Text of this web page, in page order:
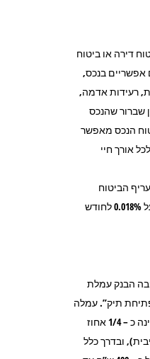
דירה או ביטוח
אפשריים בנכס,
רעידות אדמה,
שברור שהנכס
הנכס מאפשר
אורך חיי
הביטוח
הממוצע בבנקים עומד על 0.018% לחודש
הבנק עמלת
תיק”. עמלה
זו משתנה מבנק לבנק והינה כ – 1/4 אחוז
ובדרך כלל